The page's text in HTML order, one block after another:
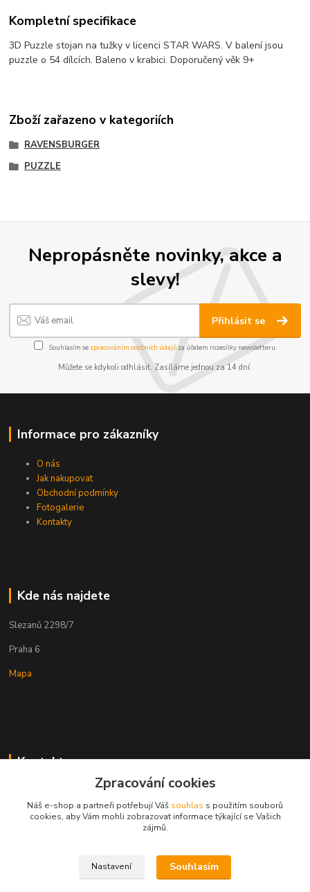
Kompletní specifikace
3D Puzzle stojan na tužky v licenci STAR WARS. V balení jsou
puzzle o 54 dílcích. Baleno v krabici. Doporučený věk 9+
Zboží zařazeno v kategoriích
RAVENSBURGER
PUZZLE
Nepropásněte novinky, akce a
slevy!
Přihlásit se
Souhlasím se zpracováním osobních údajůza účelem rozesílky newsletteru.
Můžete se kdykoli odhlásit. Zasíláme jednou za 14 dní.
Informace pro zákazníky
O nás
Jak nakupovat
Obchodní podmínky
Fotogalerie
Kontakty
Kde nás najdete
Slezanů 2298/7
Praha 6
Mapa
Kontakty
ESHOP ALENKA
+420602541312
Zpracování cookies
Náš e-shop a partneři potřebují Váš souhlas s použitím souborů
cookies, aby Vám mohli zobrazovat informace týkající se Vašich
zájmů.
Nastavení Souhlasím